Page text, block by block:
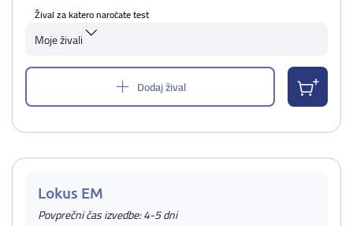
Žival za katero naročate test
Moje živali
Dodaj žival
Lokus EM
Povprečni čas izvedbe: 4-5 dni